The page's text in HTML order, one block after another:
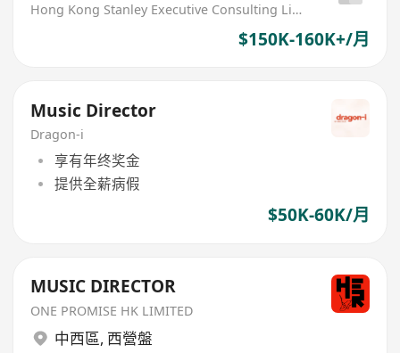
Hong Kong Stanley Executive Consulting Limited
$150K-160K+/月
Music Director
Dragon-i
享有年终奖金
提供全薪病假
$50K-60K/月
MUSIC DIRECTOR
ONE PROMISE HK LIMITED
中西區, 西營盤